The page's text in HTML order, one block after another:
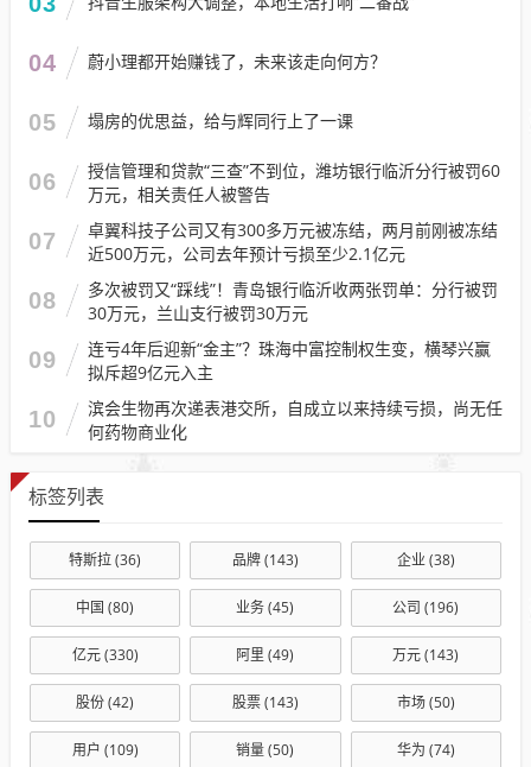
04 蔚小理都开始赚钱了，未来该走向何方？
05 塌房的优思益，给与辉同行上了一课
06
授信管理和贷款“三查”不到位，潍坊银行临沂分行被罚60
万元，相关责任人被警告
07
卓翼科技子公司又有300多万元被冻结，两月前刚被冻结
近500万元，公司去年预计亏损至少2.1亿元
08
多次被罚又“踩线”！青岛银行临沂收两张罚单：分行被罚
30万元，兰山支行被罚30万元
09
连亏4年后迎新“金主”？珠海中富控制权生变，横琴兴赢
拟斥超9亿元入主
10
滨会生物再次递表港交所，自成立以来持续亏损，尚无任
何药物商业化
标签列表
特斯拉(36) 品牌(143) 企业(38)
中国 (80) 业务(45) 公司 (196)
亿元(330) 阿里 (49) 万元(143)
股份(42) 股票(143) 市场(50)
用户 (109) 销量(50) 华为 (74)